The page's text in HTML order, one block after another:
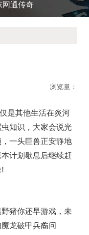
网通传奇
浏览量：
是其他生活在炎河
知识，大家会说光
一头巨兽正安静地
计划歇息后继续赶
!
猪你还早游戏，未
龙破甲兵矞问